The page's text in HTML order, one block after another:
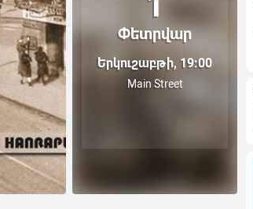
Փետրվար
Երկուշաբթի, 19:00
Main Street